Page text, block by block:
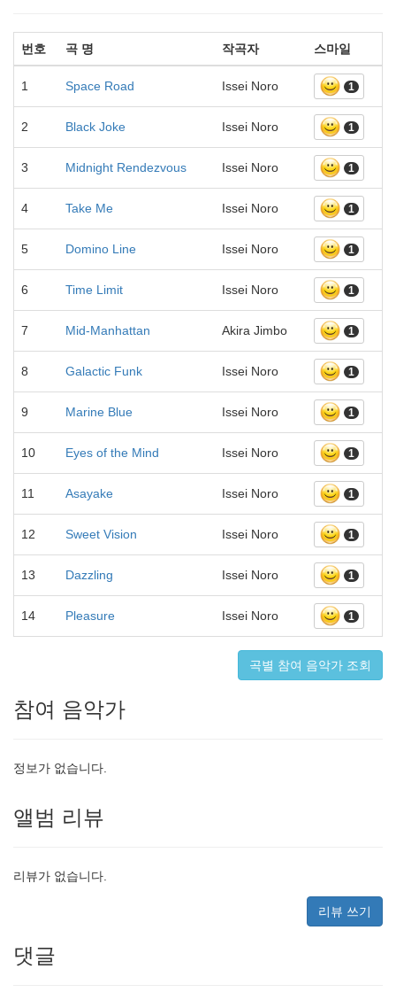
번호 곡 명 작곡자 스마일
1 Space Road Issei Noro 1
2 Black Joke Issei Noro 1
3 Midnight Rendezvous Issei Noro 1
4 Take Me Issei Noro 1
5 Domino Line Issei Noro 1
6 Time Limit Issei Noro 1
7 Mid-Manhattan Akira Jimbo 1
8 Galactic Funk Issei Noro 1
9 Marine Blue Issei Noro 1
10 Eyes of the Mind Issei Noro 1
11 Asayake Issei Noro 1
12 Sweet Vision Issei Noro 1
13 Dazzling Issei Noro 1
14 Pleasure Issei Noro 1
곡별 참여 음악가 조회
참여 음악가
정보가 없습니다.
앨범 리뷰
리뷰가 없습니다.
리뷰 쓰기
댓글